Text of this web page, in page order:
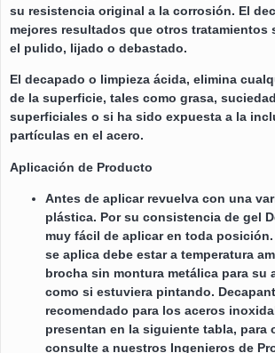
su resistencia original a la corrosión. El
mejores resultados que otros tratamientos
el pulido, lijado o debastado.
El decapado o limpieza ácida, elimina
de la superficie, tales como grasa,
superficiales o si ha sido expuesta a la
partículas en el acero.
Aplicación de Producto
Antes de aplicar revuelva con una
plástica. Por su consistencia de gel
muy fácil de aplicar en toda
se aplica debe estar a temperatura
brocha sin montura metálica para su
como si estuviera pintando.
recomendado para los aceros
presentan en la siguiente tabla, para
consulte a nuestros Ingenieros de